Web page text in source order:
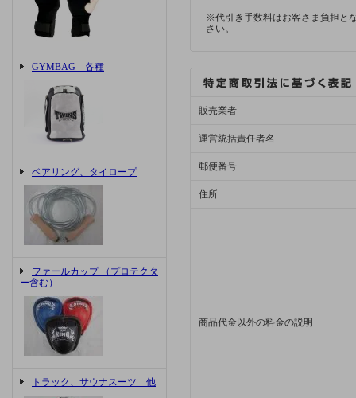
GYMBAG 各種
ベアリング、タイロープ
ファールカップ （プロテクタ
ー含む）
トラック、サウナスーツ 他
※代引き手数料はお客さま負担と
さい。
販売業者
運営統括責任者名
郵便番号
住所
商品代金以外の料金の説明